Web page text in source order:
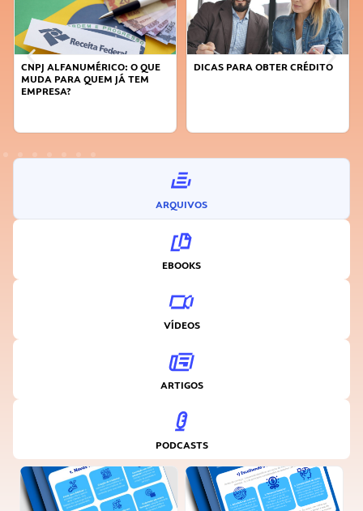
CNPJ ALFANUMÉRICO: O QUE
MUDA PARA QUEM JÁ TEM
EMPRESA?
DICAS PARA OBTER CRÉDITO
ARQUIVOS
EBOOKS
VÍDEOS
ARTIGOS
PODCASTS